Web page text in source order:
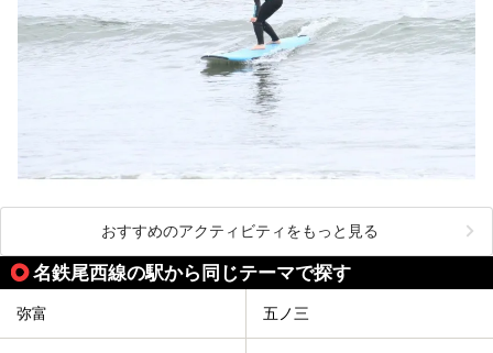
おすすめのアクティビティをもっと見る
名鉄尾西線の駅から同じテーマで探す
弥富 五ノ三